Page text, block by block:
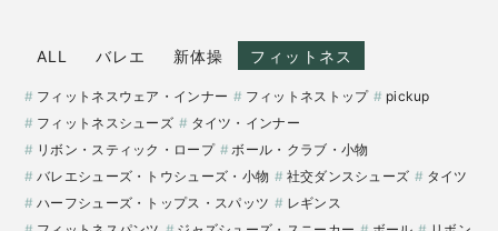
ALL バレエ 新体操 フィットネス
フィットネスウェア・インナー フィットネストップ
pickup
フィットネスシューズ
タイツ・インナー
リボン・スティック・ロープ
ボール・クラブ・小物
バレエシューズ・トウシューズ・小物
社交ダンスシューズ
タイツ
ハーフシューズ・トップス・スパッツ
レギンス